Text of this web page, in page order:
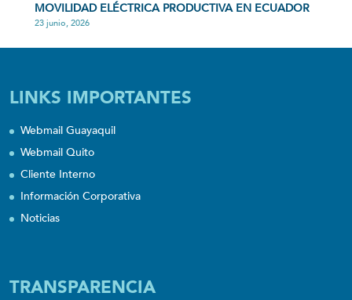
MOVILIDAD ELÉCTRICA PRODUCTIVA EN ECUADOR
23 junio, 2026
LINKS IMPORTANTES
Webmail Guayaquil
Webmail Quito
Cliente Interno
Información Corporativa
Noticias
TRANSPARENCIA